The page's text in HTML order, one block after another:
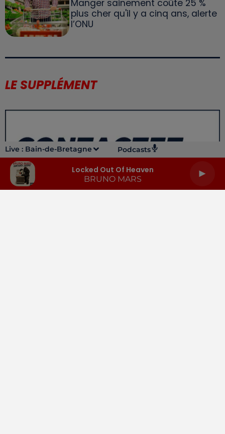
Live : Bain-de-Bretagne Podcasts
Locked Out Of Heaven
BRUNO MARS
Manger sainement coûte 25 %
plus cher qu'il y a cinq ans, alerte
l’ONU
LE SUPPLÉMENT